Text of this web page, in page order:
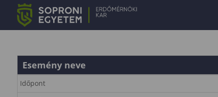
Esemény neve
Időpont